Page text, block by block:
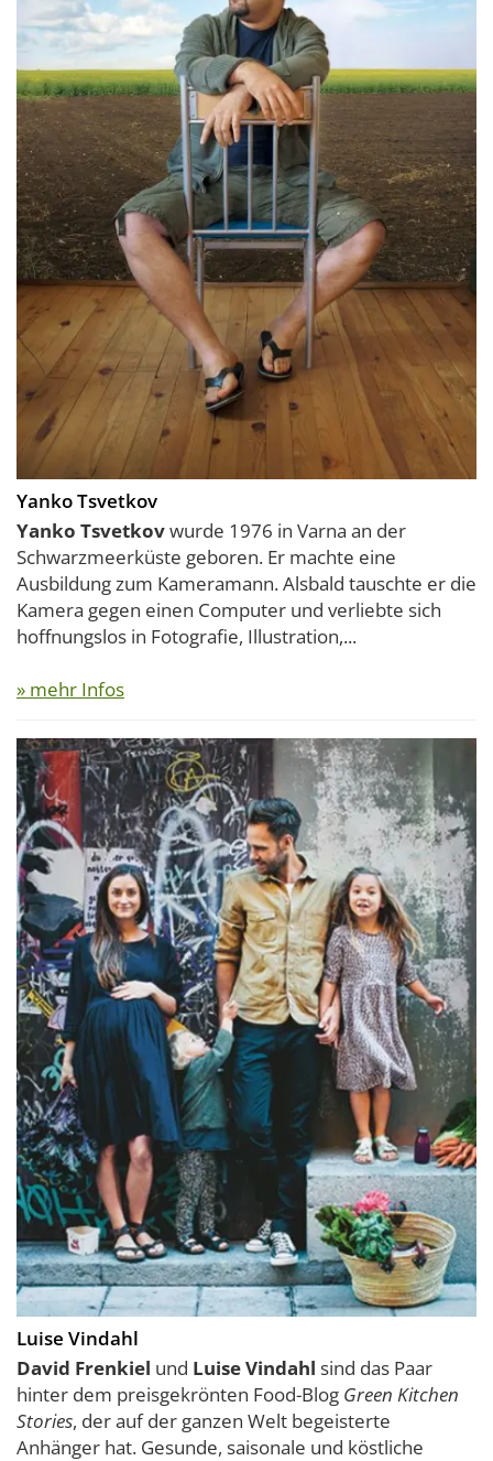
Yanko Tsvetkov
Yanko Tsvetkovwurde 1976 in Varna an der
Schwarzmeerküste geboren. Er machte eine
Ausbildung zum Kameramann. Alsbald tauschte er die
Kamera gegen einen Computer und verliebte sich
hoffnungslos in Fotografie, Illustration,...
» mehr Infos
Luise Vindahl
David Frenkiel und Luise Vindahl sind das Paar
hinter dem preisgekrönten Food-Blog Green Kitchen
Stories, der auf der ganzen Welt begeisterte
Anhänger hat. Gesunde, saisonale und köstliche